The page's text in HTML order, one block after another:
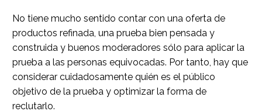
No tiene mucho sentido contar con una oferta de
productos refinada, una prueba bien pensada y
construida y buenos moderadores sólo para aplicar la
prueba a las personas equivocadas. Por tanto, hay que
considerar cuidadosamente quién es el público
objetivo de la prueba y optimizar la forma de
reclutarlo.